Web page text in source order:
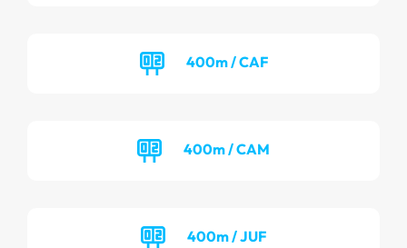
400m / CAF
400m / CAM
400m / JUF